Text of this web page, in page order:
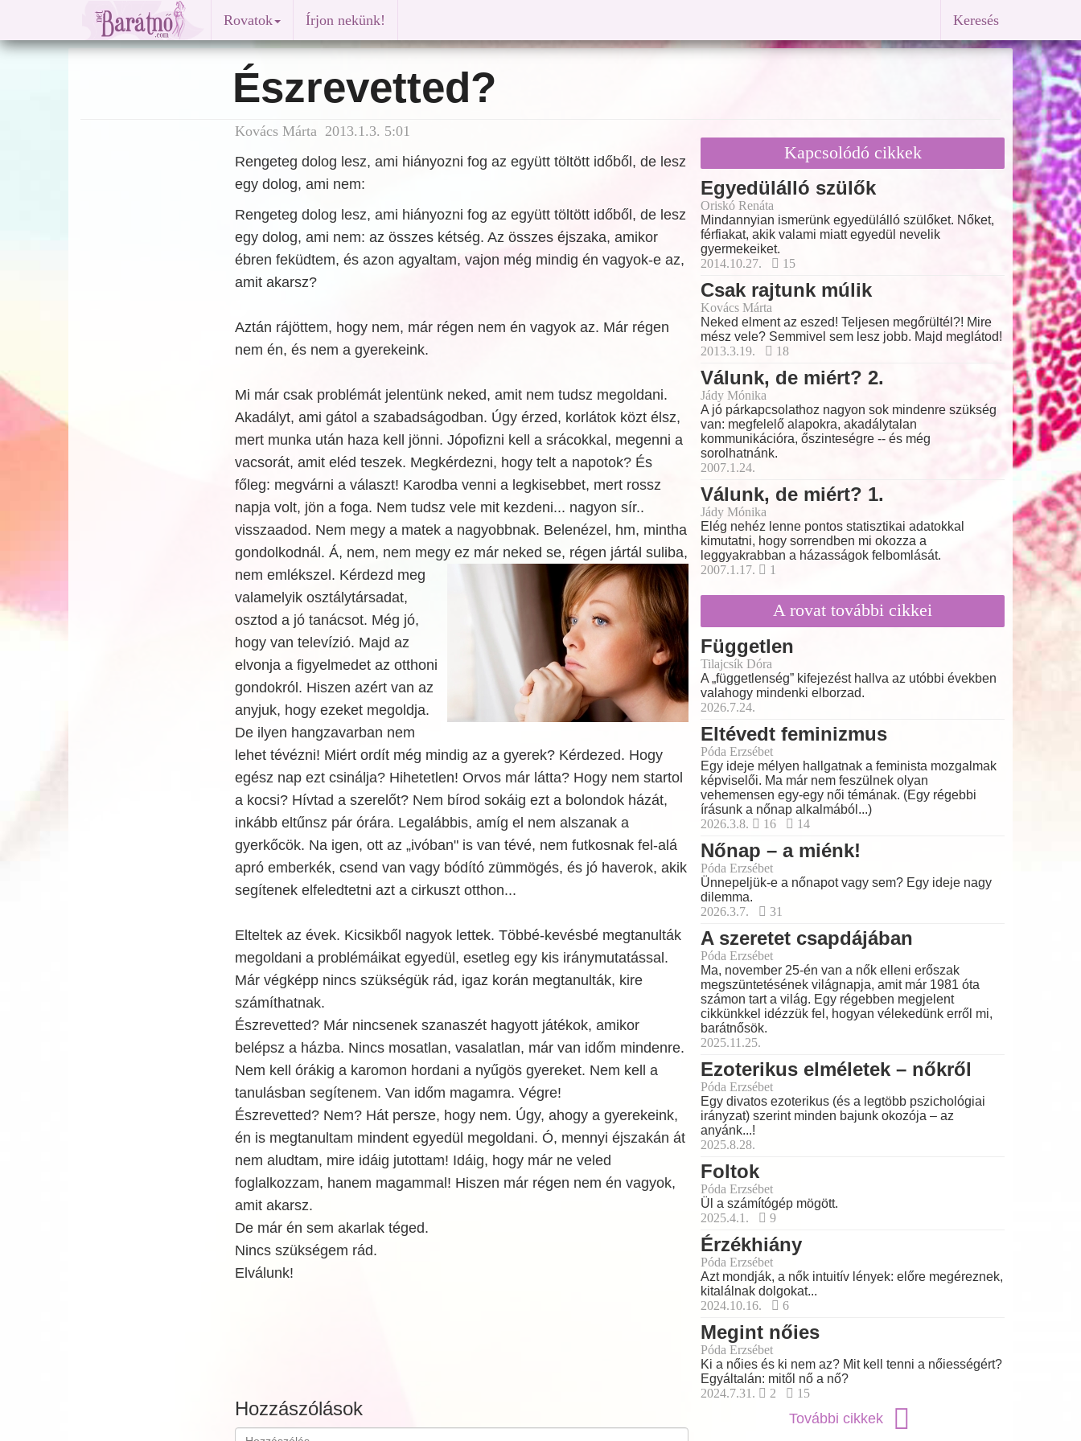
Rovatok Írjon nekünk! Keresés
Észrevetted?
Kovács Márta 2013.1.3. 5:01
Rengeteg dolog lesz, ami hiányozni fog az együtt töltött időből, de lesz
egy dolog, ami nem:
Rengeteg dolog lesz, ami hiányozni fog az együtt töltött időből, de lesz
egy dolog, ami nem: az összes kétség. Az összes éjszaka, amikor
ébren feküdtem, és azon agyaltam, vajon még mindig én vagyok-e az,
amit akarsz?
Aztán rájöttem, hogy nem, már régen nem én vagyok az. Már régen
nem én, és nem a gyerekeink.
Mi már csak problémát jelentünk neked, amit nem tudsz megoldani.
Akadályt, ami gátol a szabadságodban. Úgy érzed, korlátok közt élsz,
mert munka után haza kell jönni. Jópofizni kell a srácokkal, megenni a
vacsorát, amit eléd teszek. Megkérdezni, hogy telt a napotok? És
főleg: megvárni a választ! Karodba venni a legkisebbet, mert rossz
napja volt, jön a foga. Nem tudsz vele mit kezdeni... nagyon sír..
visszaadod. Nem megy a matek a nagyobbnak. Belenézel, hm, mintha
gondolkodnál. Á, nem, nem megy ez már neked se, régen jártál suliba,
nem emlékszel. Kérdezd meg
valamelyik osztálytársadat,
osztod a jó tanácsot. Még jó,
hogy van televízió. Majd az
elvonja a figyelmedet az otthoni
gondokról. Hiszen azért van az
anyjuk, hogy ezeket megoldja.
De ilyen hangzavarban nem
lehet tévézni! Miért ordít még mindig az a gyerek? Kérdezed. Hogy
egész nap ezt csinálja? Hihetetlen! Orvos már látta? Hogy nem startol
a kocsi? Hívtad a szerelőt? Nem bírod sokáig ezt a bolondok házát,
inkább eltűnsz pár órára. Legalábbis, amíg el nem alszanak a
gyerkőcök. Na igen, ott az „ivóban" is van tévé, nem futkosnak fel-alá
apró emberkék, csend van vagy bódító zümmögés, és jó haverok, akik
segítenek elfeledtetni azt a cirkuszt otthon...
Elteltek az évek. Kicsikből nagyok lettek. Többé-kevésbé megtanulták
megoldani a problémáikat egyedül, esetleg egy kis iránymutatással.
Már végképp nincs szükségük rád, igaz korán megtanulták, kire
számíthatnak.
Észrevetted? Már nincsenek szanaszét hagyott játékok, amikor
belépsz a házba. Nincs mosatlan, vasalatlan, már van időm mindenre.
Nem kell órákig a karomon hordani a nyűgös gyereket. Nem kell a
tanulásban segítenem. Van időm magamra. Végre!
Észrevetted? Nem? Hát persze, hogy nem. Úgy, ahogy a gyerekeink,
én is megtanultam mindent egyedül megoldani. Ó, mennyi éjszakán át
nem aludtam, mire idáig jutottam! Idáig, hogy már ne veled
foglalkozzam, hanem magammal! Hiszen már régen nem én vagyok,
amit akarsz.
De már én sem akarlak téged.
Nincs szükségem rád.
Elválunk!
Hozzászólások
Kapcsolódó cikkek
Egyedülálló szülők
Oriskó Renáta
Mindannyian ismerünk egyedülálló szülőket. Nőket,
férfiakat, akik valami miatt egyedül nevelik
gyermekeiket.
2014.10.27.
15
Csak rajtunk múlik
Kovács Márta
Neked elment az eszed! Teljesen megőrültél?! Mire
mész vele? Semmivel sem lesz jobb. Majd meglátod!
2013.3.19.
18
Válunk, de miért? 2.
Jády Mónika
A jó párkapcsolathoz nagyon sok mindenre szükség
van: megfelelő alapokra, akadálytalan
kommunikációra, őszinteségre -- és még
sorolhatnánk.
2007.1.24.
Válunk, de miért? 1.
Jády Mónika
Elég nehéz lenne pontos statisztikai adatokkal
kimutatni, hogy sorrendben mi okozza a
leggyakrabban a házasságok felbomlását.
2007.1.17.
1
A rovat további cikkei
Független
Tilajcsík Dóra
A „függetlenség” kifejezést hallva az utóbbi években
valahogy mindenki elborzad.
2026.7.24.
Eltévedt feminizmus
Póda Erzsébet
Egy ideje mélyen hallgatnak a feminista mozgalmak
képviselői. Ma már nem feszülnek olyan
vehemensen egy-egy női témának. (Egy régebbi
írásunk a nőnap alkalmából...)
2026.3.8.
16 14
Nőnap – a miénk!
Póda Erzsébet
Ünnepeljük-e a nőnapot vagy sem? Egy ideje nagy
dilemma.
2026.3.7.
31
A szeretet csapdájában
Póda Erzsébet
Ma, november 25-én van a nők elleni erőszak
megszüntetésének világnapja, amit már 1981 óta
számon tart a világ. Egy régebben megjelent
cikkünkkel idézzük fel, hogyan vélekedünk erről mi,
barátnősök.
2025.11.25.
Ezoterikus elméletek – nőkről
Póda Erzsébet
Egy divatos ezoterikus (és a legtöbb pszichológiai
irányzat) szerint minden bajunk okozója – az
anyánk...!
2025.8.28.
Foltok
Póda Erzsébet
Ül a számítógép mögött.
2025.4.1.
9
Érzékhiány
Póda Erzsébet
Azt mondják, a nők intuitív lények: előre megéreznek,
kitalálnak dolgokat...
2024.10.16.
6
Megint nőies
Póda Erzsébet
Ki a nőies és ki nem az? Mit kell tenni a nőiességért?
Egyáltalán: mitől nő a nő?
2024.7.31.
2 15
További cikkek